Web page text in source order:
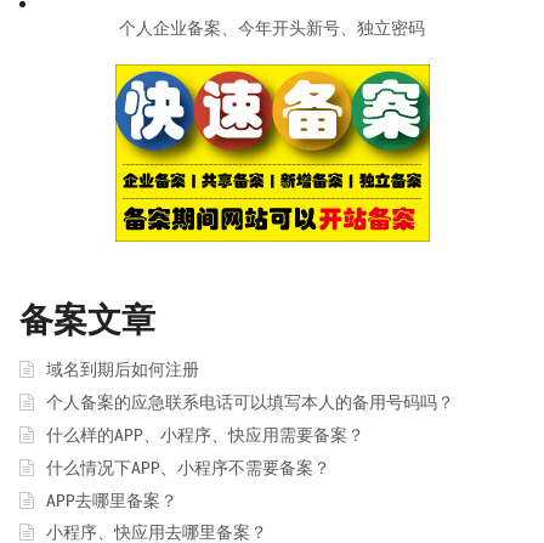
个人企业备案、今年开头新号、独立密码
备案文章
域名到期后如何注册
个人备案的应急联系电话可以填写本人的备用号码吗？
什么样的APP、小程序、快应用需要备案？
什么情况下APP、小程序不需要备案？
APP去哪里备案？
小程序、快应用去哪里备案？